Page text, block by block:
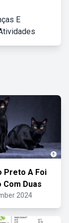
E
Preto A Foi
Com Duas
2024